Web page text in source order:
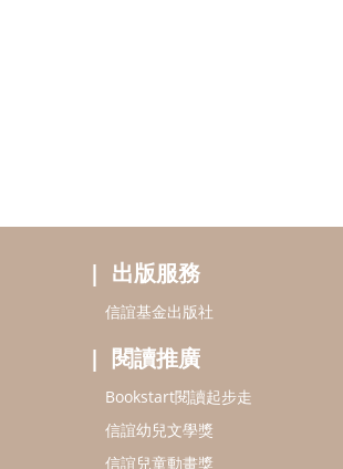
出版服務
信誼基金出版社
閱讀推廣
Bookstart閱讀起步走
信誼幼兒文學獎
信誼兒童動畫獎